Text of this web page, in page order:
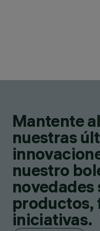
Mantente
nuestras
nuestro
novedades
productos,
iniciativas.